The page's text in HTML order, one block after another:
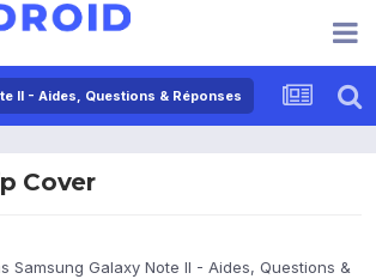
II - Aides, Questions & Réponses
Cover
Samsung Galaxy Note II - Aides, Questions &